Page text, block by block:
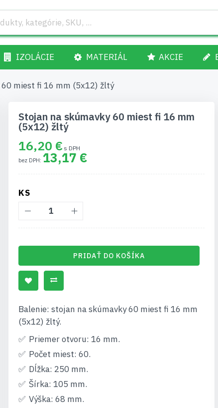
IZOLÁCIE MATERIÁL AKCIE
miest fi 16 mm (5x12) žltý
Stojan na skúmavky 60 miest fi 16 mm
(5x12) žltý
16,20 €
13,17 €
KS
PRIDAŤ DO KOŠÍKA
Balenie: stojan na skúmavky 60 miest fi 16 mm
(5x12) žltý.
Priemer otvoru: 16 mm.
Počet miest: 60.
Dĺžka: 250 mm.
Šírka: 105 mm.
Výška: 68 mm.